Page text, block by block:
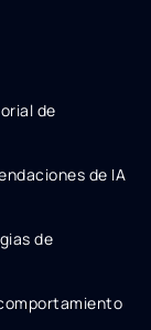
de
de IA
de